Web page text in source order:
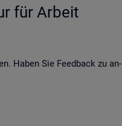
für Ar­beit
Haben Sie Feed­back zu an­